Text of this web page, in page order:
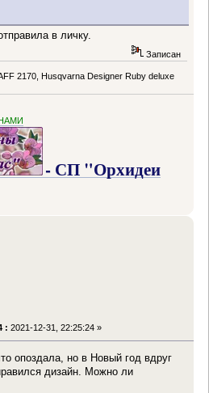
в личку.
Записан
2170, Husqvarna Designer Ruby deluxe
- СП "Орхидеи
: 2021-12-31, 22:25:24 »
опоздала, но в Новый год вдруг
дизайн. Можно ли